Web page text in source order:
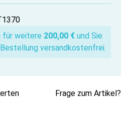
für weitere 200,00 € und Sie
versandkostenfrei.
Frage zum Artikel?